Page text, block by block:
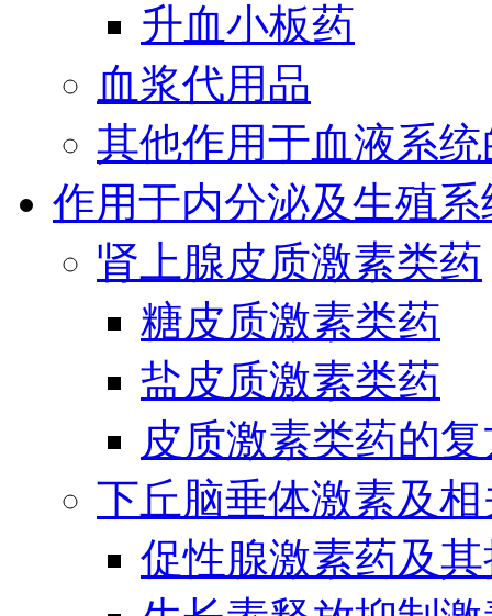
升血小板药
血浆代用品
其他作用于血液系
作用于内分泌及生殖
肾上腺皮质激素类药
糖皮质激素类药
盐皮质激素类药
皮质激素类药的
下丘脑垂体激素及
促性腺激素药及